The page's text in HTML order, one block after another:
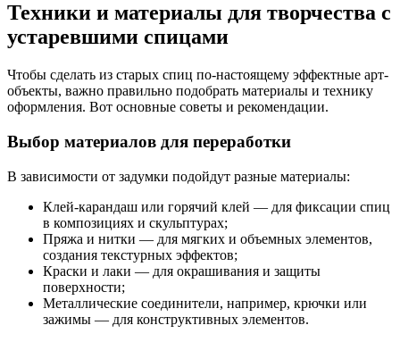
Техники и материалы для творчества с
устаревшими спицами
Чтобы сделать из старых спиц по-настоящему эффектные арт-
объекты, важно правильно подобрать материалы и технику
оформления. Вот основные советы и рекомендации.
Выбор материалов для переработки
В зависимости от задумки подойдут разные материалы:
Клей-карандаш или горячий клей — для фиксации спиц
в композициях и скульптурах;
Пряжа и нитки — для мягких и объемных элементов,
создания текстурных эффектов;
Краски и лаки — для окрашивания и защиты
поверхности;
Металлические соединители, например, крючки или
зажимы — для конструктивных элементов.